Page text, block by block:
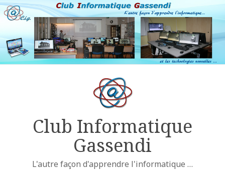
Club Informatique
Gassendi
L'autre façon d'apprendre l'informatique …